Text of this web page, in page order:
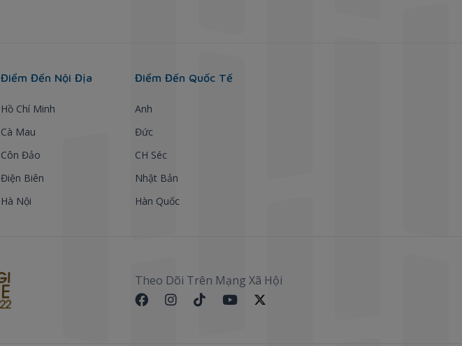
Điểm Đến Nội Địa
Hồ Chí Minh
Cà Mau
Côn Đảo
Điện Biên
Hà Nội
Điểm Đến Quốc Tế
Anh
Đức
CH Séc
Nhật Bản
Hàn Quốc
Theo Dõi Trên Mạng Xã Hội